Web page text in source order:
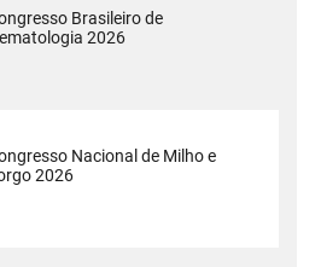
Brasileiro de
2026
Nacional de Milho e
2026